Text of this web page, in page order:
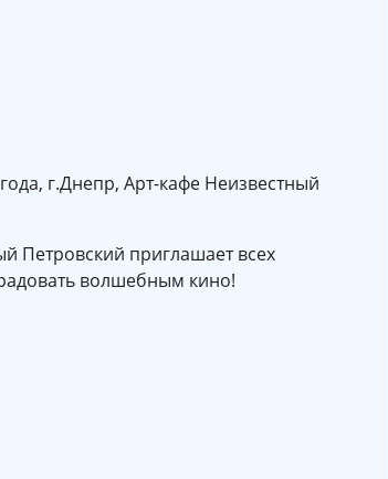
г.Днепр, Арт-кафе Неизвестный
Петровский приглашает всех
волшебным кино!